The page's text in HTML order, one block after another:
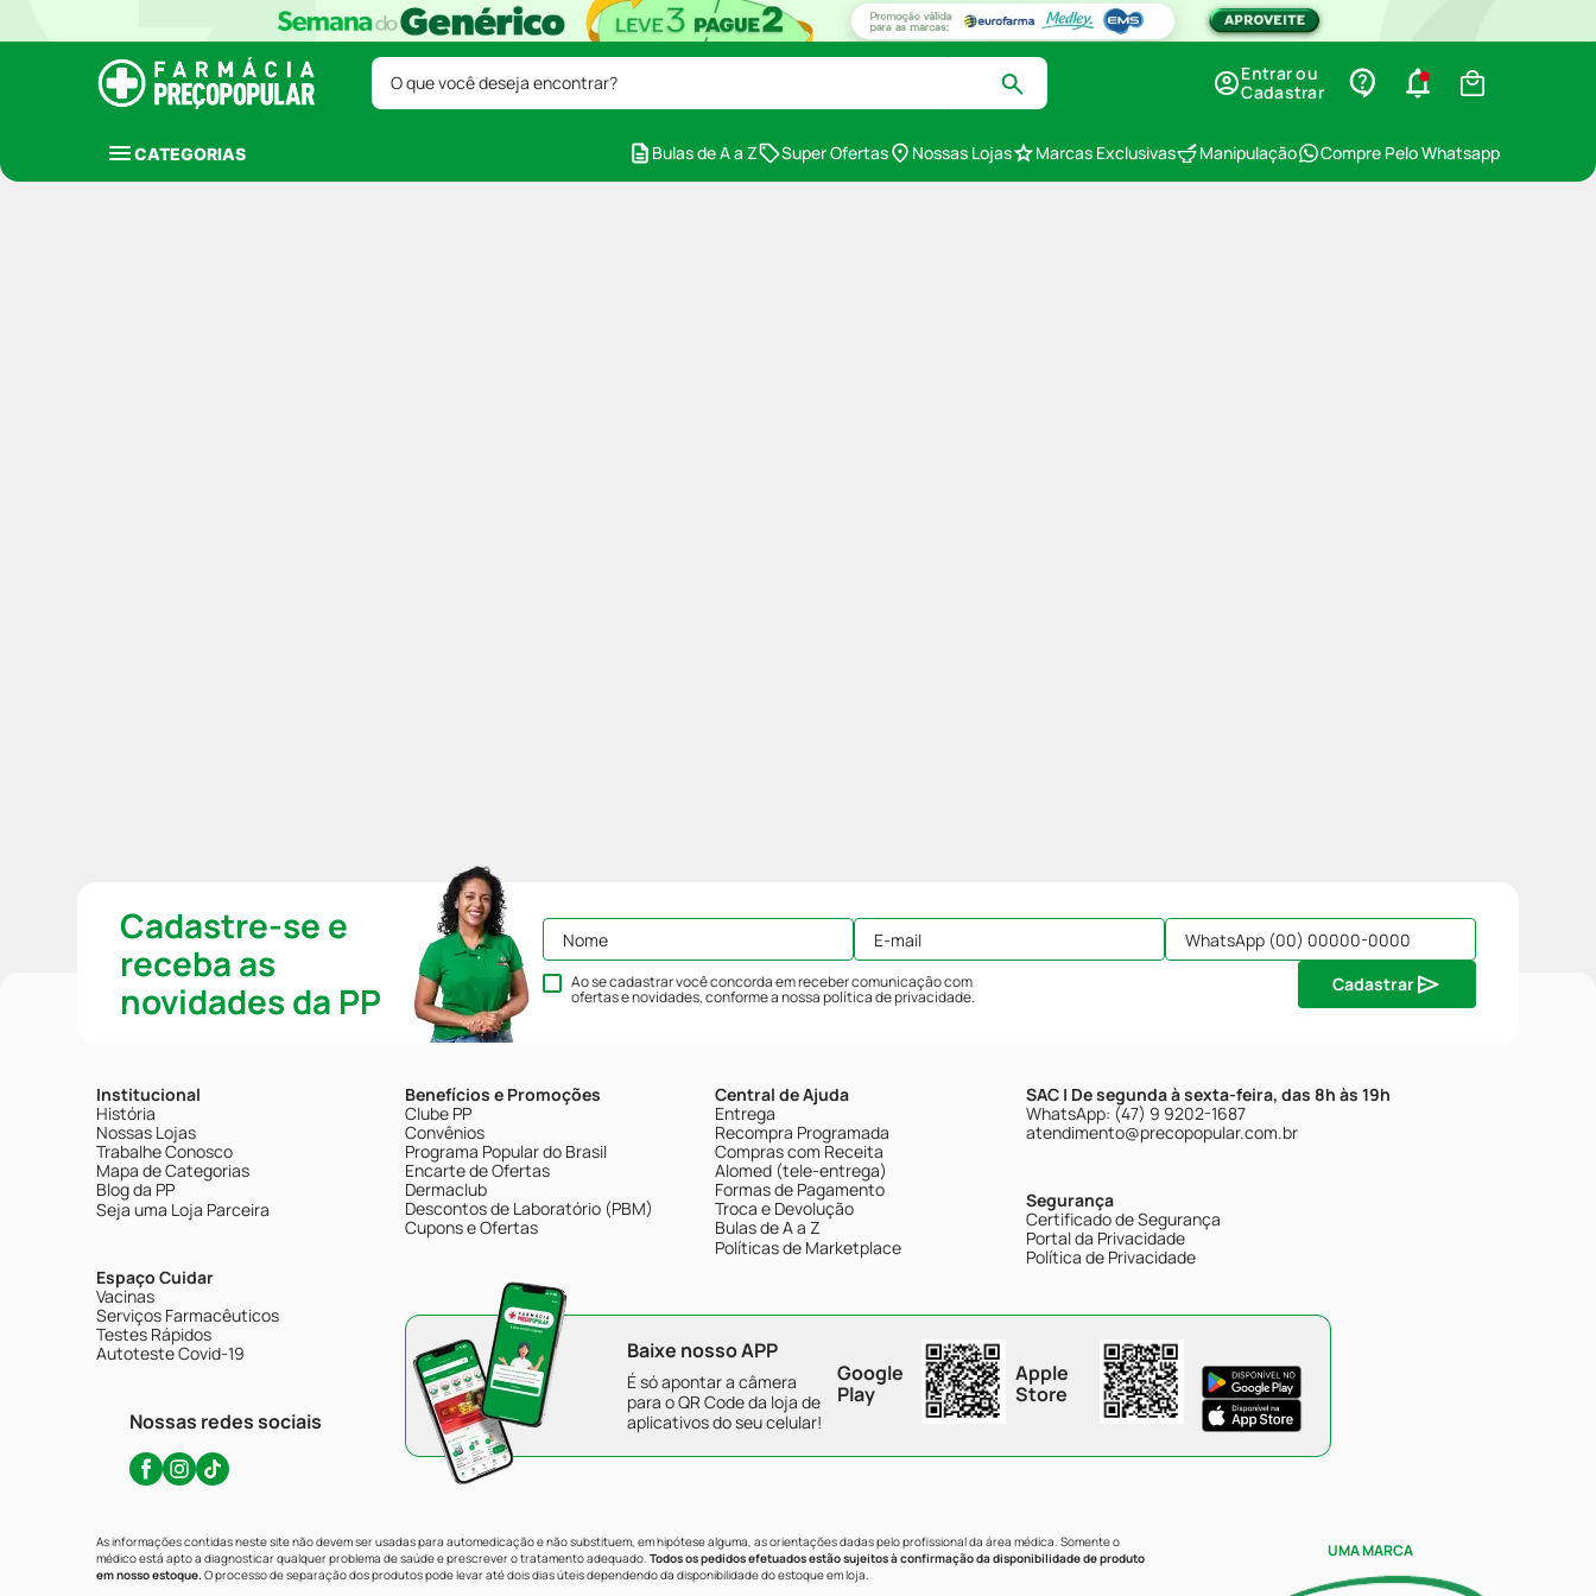
O que você deseja encontrar?
Entrar ou
Cadastrar
CATEGORIAS Bulas de A a Z Super Ofertas Nossas Lojas Marcas Exclusivas Manipulação Compre Pelo Whatsapp
Cadastre-se e
receba as
novidades da PP
Ao se cadastrar você concorda em receber comunicação com
ofertas e novidades, conforme a nossapolítica de privacidade.
Cadastrar
Institucional
História
Nossas Lojas
Trabalhe Conosco
Mapa de Categorias
Blog da PP
Seja uma Loja Parceira
Espaço Cuidar
Vacinas
Serviços Farmacêuticos
Testes Rápidos
Autoteste Covid-19
Nossas redes sociais
Benefícios e Promoções
Clube PP
Convênios
Programa Popular do Brasil
Encarte de Ofertas
Dermaclub
Descontos de Laboratório (PBM)
Cupons e Ofertas
Central de Ajuda
Entrega
Recompra Programada
Compras com Receita
Alomed (tele-entrega)
Formas de Pagamento
Troca e Devolução
Bulas de A a Z
Políticas de Marketplace
SAC | De segunda à sexta-feira, das 8h às 19h
WhatsApp: (47) 9 9202-1687
atendimento@precopopular.com.br
Segurança
Certificado de Segurança
Portal da Privacidade
Política de Privacidade
Baixe nosso APP
É só apontar a câmera
para o QR Code da loja de
aplicativos do seu celular!
Google
Play
Apple
Store
As informações contidas neste site não devem ser usadas para automedicação e não substituem, em hipótese alguma, as orientações dadas pelo profissional da área médica. Somente o
médico está apto a diagnosticar qualquer problema de saúde e prescrever o tratamento adequado. Todos os pedidos efetuados estão sujeitos à confirmação da disponibilidade de produto
em nosso estoque.O processo de separação dos produtos pode levar até dois dias úteis dependendo da disponibilidade do estoque em loja.
UMA MARCA